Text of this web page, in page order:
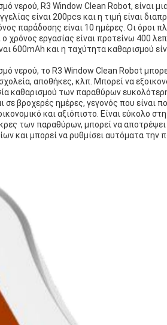
νερού, R3 Window Clean Robot, είναι
είναι 200pcs και η τιμή είναι
παράδοσης είναι 10 ημέρες. Οι όροι
χρόνος εργασίας είναι προτείνω 400
600mAh και η ταχύτητα καθαρισμού
νερού, το R3 Window Clean Robot
αποθήκες, κλπ. Μπορεί να
καθαρισμού των παραθύρων
βροχερές ημέρες, γεγονός που είναι
και αξιόπιστο. Είναι εύκολο στη
των παραθύρων, μπορεί να
και μπορεί να ρυθμίσει αυτόματα την